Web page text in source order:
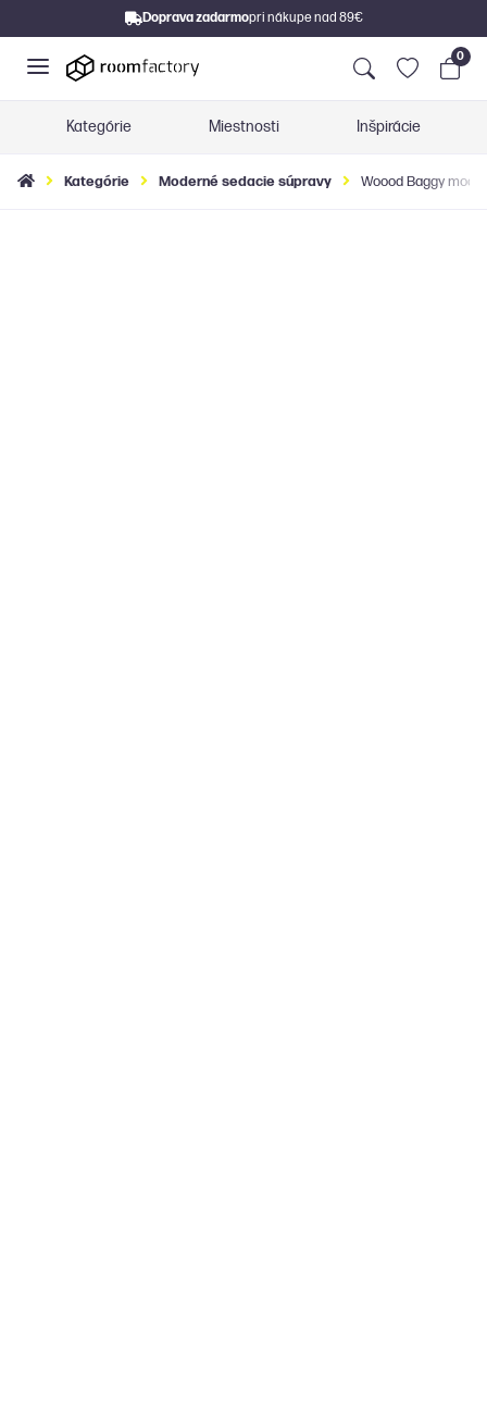
Doprava zadarmopri nákupe nad 89€
0
Kategórie Miestnosti Inšpirácie
Kategórie Moderné sedacie súpravy Woood Baggy